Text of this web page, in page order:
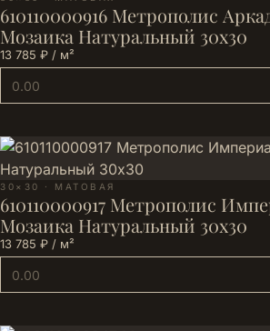
610110000916 Метрополис
Мозаика Натуральный 30х30
13 785 ₽ / м²
30×30 · МАТОВАЯ
610110000917 Метрополис
Мозаика Натуральный 30х30
13 785 ₽ / м²